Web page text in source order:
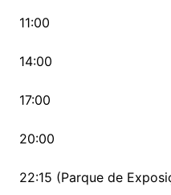
11:00
14:00
17:00
20:00
22:15 (Parque de